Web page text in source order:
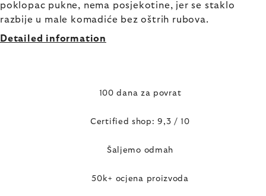
poklopac pukne, nema posjekotine, jer se staklo
razbije u male komadiće bez oštrih rubova.
Detailed information
100 dana za povrat
Certified shop: 9,3 / 10
Šaljemo odmah
50k+ ocjena proizvoda